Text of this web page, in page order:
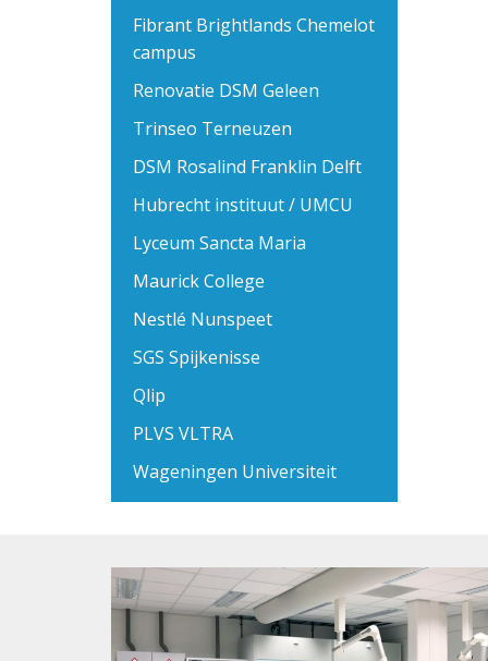
Fibrant Brightlands Chemelot
campus
Renovatie DSM Geleen
Trinseo Terneuzen
DSM Rosalind Franklin Delft
Hubrecht instituut / UMCU
Lyceum Sancta Maria
Maurick College
Nestlé Nunspeet
SGS Spijkenisse
Qlip
PLVS VLTRA
Wageningen Universiteit